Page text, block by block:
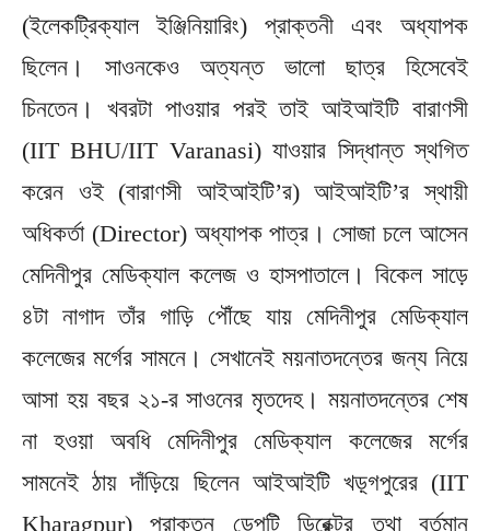
(ইলেকট্রিক্যাল ইঞ্জিনিয়ারিং) প্রাক্তনী এবং অধ্যাপক
ছিলেন। সাওনকেও অত্যন্ত ভালো ছাত্র হিসেবেই
চিনতেন। খবরটা পাওয়ার পরই তাই আইআইটি বারাণসী
(IIT BHU/IIT Varanasi) যাওয়ার সিদ্ধান্ত স্থগিত
করেন ওই (বারাণসী আইআইটি’র) আইআইটি’র স্থায়ী
অধিকর্তা (Director) অধ্যাপক পাত্র। সোজা চলে আসেন
মেদিনীপুর মেডিক্যাল কলেজ ও হাসপাতালে। বিকেল সাড়ে
৪টা নাগাদ তাঁর গাড়ি পৌঁছে যায় মেদিনীপুর মেডিক্যাল
কলেজের মর্গের সামনে। সেখানেই ময়নাতদন্তের জন্য নিয়ে
আসা হয় বছর ২১-র সাওনের মৃতদেহ। ময়নাতদন্তের শেষ
না হওয়া অবধি মেদিনীপুর মেডিক্যাল কলেজের মর্গের
সামনেই ঠায় দাঁড়িয়ে ছিলেন আইআইটি খড়্গপুরের (IIT
Kharagpur) প্রাক্তন ডেপুটি ডিরেক্টর তথা বর্তমান